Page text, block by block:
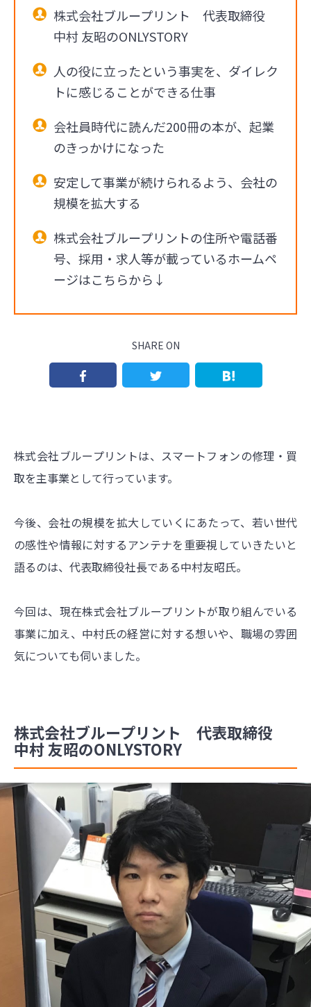
株式会社ブループリント 代表取締役
中村 友昭のONLYSTORY
人の役に立ったという事実を、ダイレク
トに感じることができる仕事
会社員時代に読んだ200冊の本が、起業
のきっかけになった
安定して事業が続けられるよう、会社の
規模を拡大する
株式会社ブループリントの住所や電話番
号、採用・求人等が載っているホームペ
ージはこちらから↓
SHARE ON
株式会社ブループリントは、スマートフォンの修理・買
取を主事業として行っています。
今後、会社の規模を拡大していくにあたって、若い世代
の感性や情報に対するアンテナを重要視していきたいと
語るのは、代表取締役社長である中村友昭氏。
今回は、現在株式会社ブループリントが取り組んでいる
事業に加え、中村氏の経営に対する想いや、職場の雰囲
気についても伺いました。
株式会社ブループリント 代表取締役
中村 友昭のONLYSTORY